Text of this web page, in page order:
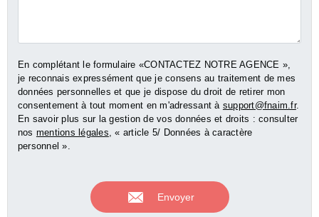
En complétant le formulaire «CONTACTEZ NOTRE AGENCE »,
je reconnais expressément que je consens au traitement de mes
données personnelles et que je dispose du droit de retirer mon
consentement à tout moment en m'adressant à support@fnaim.fr.
En savoir plus sur la gestion de vos données et droits : consulter
nos mentions légales, « article 5/ Données à caractère
personnel ».